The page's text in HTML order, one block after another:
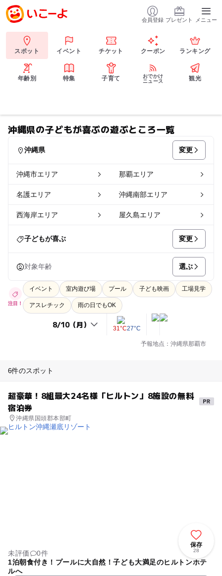
会員登録 プレゼント メニュー
スポット イベント チケット クーポン ランキング
年齢別 特集 子育て
おでかけ
ニュース
観光
沖縄県の子どもが喜ぶの遊ぶところ一覧
沖縄県 変更
沖縄市エリア 那覇エリア
名護エリア 沖縄南部エリア
西海岸エリア 屋久島エリア
子どもが喜ぶ 変更
対象年齢 選ぶ
注目！
イベント 室内遊び場 プール 子ども映画 工場見学
アスレチック 雨の日でもOK
31°C27°C
予報地点：沖縄県那覇市
6件のスポット
超豪華！8組最大24名様「ヒルトン」8施設の無料
宿泊券
沖縄県国頭郡本部町
保存
28
未評価
0件
1泊朝食付き！プールに大自然！子ども大満足のヒルトンホテ
ルへ